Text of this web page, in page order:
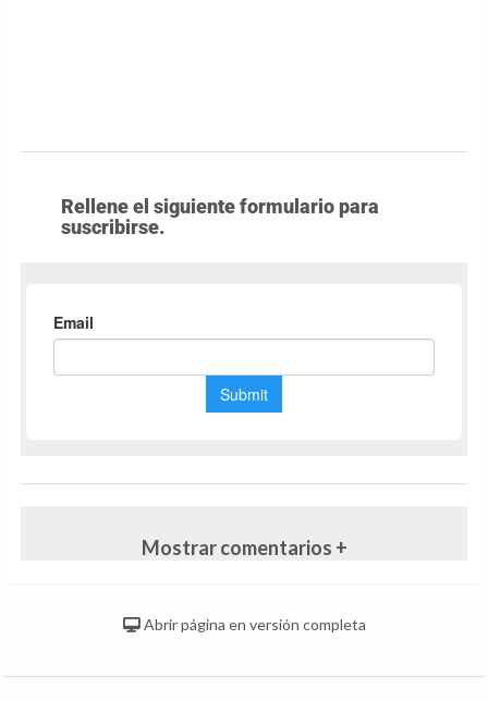
Rellene el siguiente formulario para
suscribirse.
Mostrar comentarios +
Abrir página en versión completa